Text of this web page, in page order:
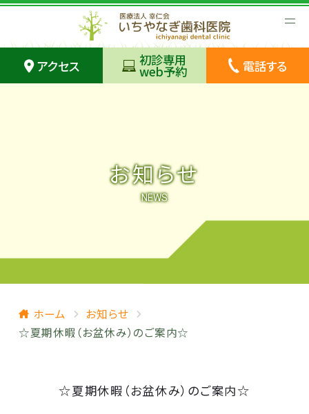
アクセス 初診専用
web予約 電話する
お知らせ
NEWS
ホーム
お知らせ
☆夏期休暇（お盆休み）のご案内☆
☆夏期休暇（お盆休み）のご案内☆